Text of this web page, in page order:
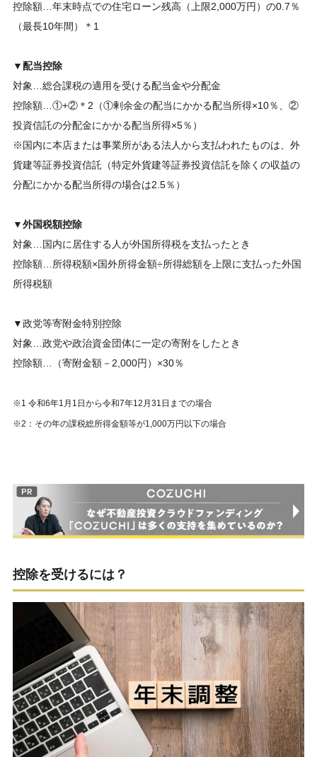
控除額…年末時点での住宅ローン残高（上限2,000万円）の0.7％
（最長10年間）＊1
▼配当控除
対象…総合課税の適用を受ける配当金や分配金
控除額…①+②＊2（①剰余金の配当にかかる配当所得×10％、②
投資信託の分配金にかかる配当所得×5％）
※国内に本店または事業所がある法人から支払われたものは、外
貨建等証券投資信託（特定外貨建等証券投資信託を除くの収益の
分配にかかる配当所得の場合は2.5％）
▼外国税額控除
対象…国内に居住する人が外国所得税を支払ったとき
控除額…所得税額×国外所得金額÷所得総額を上限に支払った外国
所得税額
▼政党等寄附金特別控除
対象…政党や政治資金団体に一定の寄附をしたとき
控除額…（寄附金額－2,000円）×30％
※1 令和6年1月1日から令和7年12月31日までの場合
※2：その年の課税総所得金額等が1,000万円以下の場合
控除を受けるには？